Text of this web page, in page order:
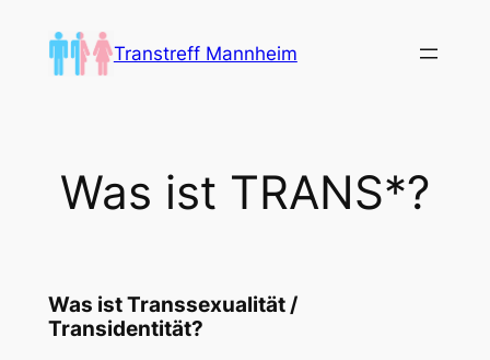
Inhalt
springen
Transtreff Mannheim
Was ist TRANS*?
Was ist Transsexualität /
Transidentität?